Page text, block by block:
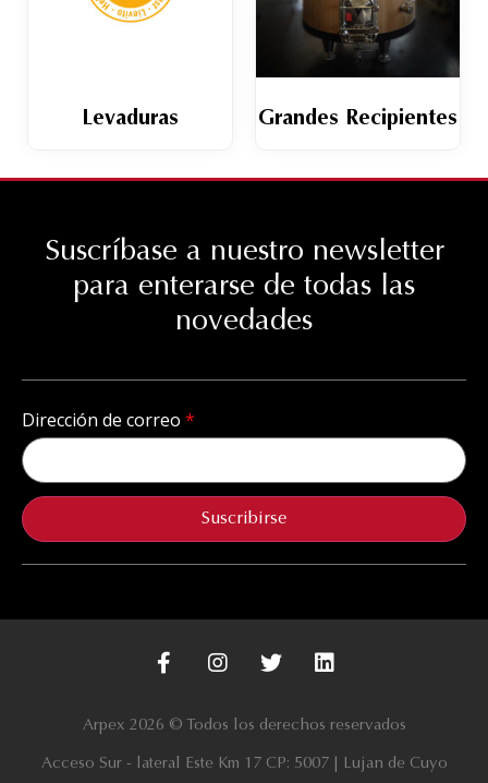
Levaduras Grandes Recipientes
Suscríbase a nuestro newsletter
para enterarse de todas las
novedades
Dirección de correo
Suscribirse
Arpex 2026 © Todos los derechos reservados
Acceso Sur - lateral Este Km 17 CP: 5007 | Lujan de Cuyo